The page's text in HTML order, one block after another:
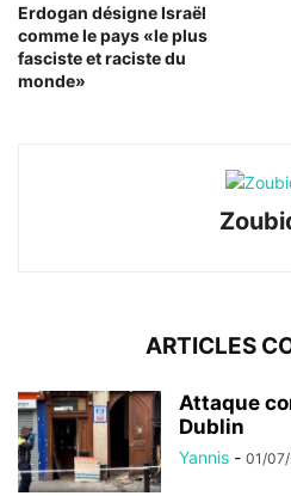
Erdogan désigne Israël
comme le pays «le plus
fasciste et raciste du
monde»
ARTICLES
Attaque
Dublin
Yannis - 01/